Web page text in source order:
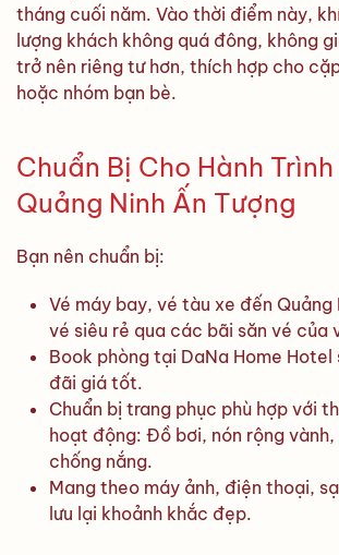
tháng cuối năm. Vào thời điểm này,
lượng khách không quá đông, không
trở nên riêng tư hơn, thích hợp cho
hoặc nhóm bạn bè.
Chuẩn Bị Cho Hành
Quảng Ninh Ấn Tượng
Bạn nên chuẩn bị:
Vé máy bay, vé tàu xe đến Quảng
vé siêu rẻ qua các bãi săn vé của
Book phòng tại DaNa Home Hotel
đãi giá tốt.
Chuẩn bị trang phục phù hợp với
hoạt động: Đồ bơi, nón rộng vành,
chống nắng.
Mang theo máy ảnh, điện thoại,
lưu lại khoảnh khắc đẹp.